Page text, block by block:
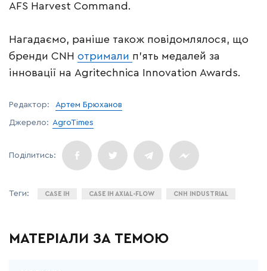
AFS Harvest Command.
Нагадаємо, раніше також повідомлялося, що
бренди CNH отримали п’ять медалей за
інновації на Agritechnica Innovation Awards.
Редактор: Артем Брюханов
Джерело: AgroTimes
CASE IH CASE IH AXIAL-FLOW CNH INDUSTRIAL
МАТЕРІАЛИ ЗА ТЕМОЮ